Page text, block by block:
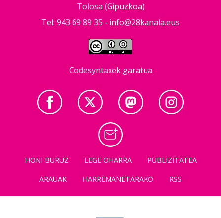
Tolosa (Gipuzkoa)
Tel: 943 69 89 35 - info@28kanala.eus
Codesyntaxek garatua
HONI BURUZ LEGE OHARRA
PUBLIZITATEA
ARAUAK
HARREMANETARAKO RSS